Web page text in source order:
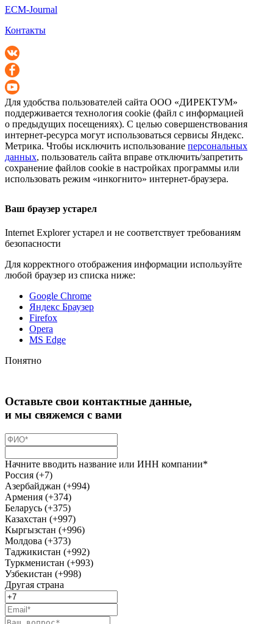
ECM-Journal
Контакты
Для удобства пользователей сайта ООО «ДИРЕКТУМ»
поддерживается технология cookie (файл с информацией
о предыдущих посещениях). С целью совершенствования
интернет-ресурса могут использоваться сервисы Яндекс.
Метрика. Чтобы исключить использование персональных
данных, пользователь сайта вправе отключить/запретить
сохранение файлов cookie в настройках программы или
использовать режим «инкогнито» интернет-браузера.
Ваш браузер устарел
Internet Explorer устарел и не соответствует требованиям
безопасности
Для корректного отображения информации используйте
любой браузер из списка ниже:
Google Chrome
Яндекс Браузер
Firefox
Opera
MS Edge
Понятно
Оставьте свои контактные данные,
и мы свяжемся с вами
Начните вводить название или ИНН компании*
Россия (+7)
Азербайджан (+994)
Армения (+374)
Беларусь (+375)
Казахстан (+997)
Кыргызстан (+996)
Молдова (+373)
Таджикистан (+992)
Туркменистан (+993)
Узбекистан (+998)
Другая страна